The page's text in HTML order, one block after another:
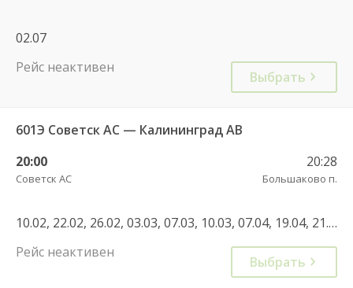
02.07
Рейс неактивен
Выбрать
601Э Советск АС — Калининград АВ
20:00
Советск АС
20:28
Большаково п.
10.02, 22.02, 26.02, 03.03, 07.03, 10.03, 07.04, 19.04, 21.04, 28.04, 01.05, 14.10, 28.10, 04.11, 22.02, 30.05
Рейс неактивен
Выбрать